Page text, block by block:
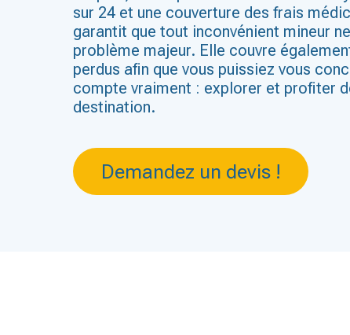
sur 24 et une couverture des frais
garantit que tout inconvénient mineur
problème majeur. Elle couvre
perdus afin que vous puissiez vous
compte vraiment : explorer et profiter
destination.
Demandez un devis !